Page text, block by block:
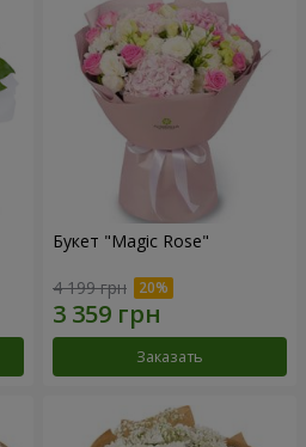
Букет "Magic Rose"
4 199 грн
Заказать